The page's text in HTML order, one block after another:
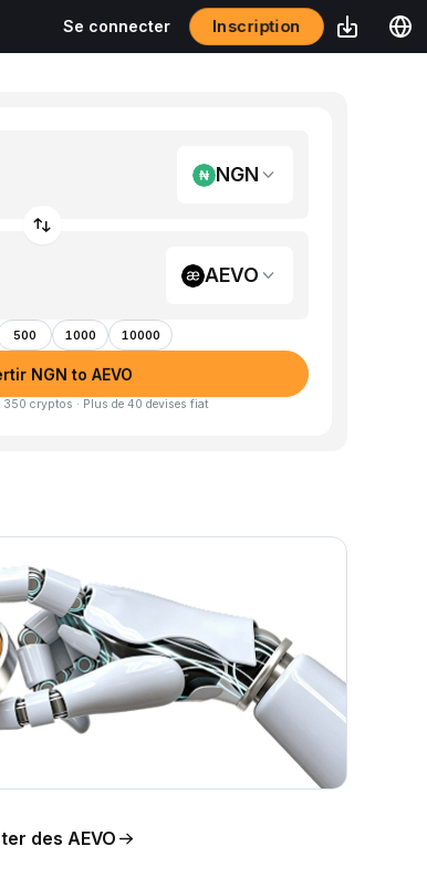
Se connecter Inscription
NGN
AEVO
500 1000 10000
NGN to AEVO
cryptos · Plus de 40 devises fiat
des AEVO